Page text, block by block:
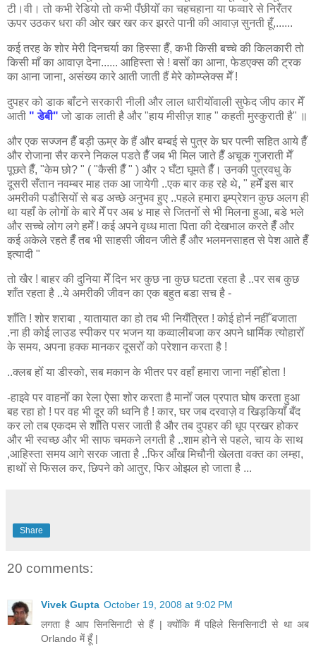
टी।वी। तो कभी रेडियो तो कभी पँछीयोँ का चहचहाना या फव्वारे से निरँतर
ऊपर उठकर धरा की ओर खर खर कर झरते पानी की आवाज़ सुनती हूँ,......
कई तरह के शोर मेरी दिनचर्या का हिस्सा हैँ, कभी किसी बच्चे की किलकारी तो
किसी माँ का आवाज़ देना...... आहिस्ता से ! बसोँ का आना, फेडएक्स की ट्रक
का आना जाना, असंख्य कारे आती जाती हैं मेरे कोम्प्लेक्स मेँ !
दुपहर को डाक बाँटने सरकारी नीली और लाल धारीयोँवाली सुफेद जीप कार मेँ
आती "डेबी" जो डाक लाती है और "हाय मीसीज़ शाह " कहती मुस्कुराती है" ॥
और एक सज्जन हैँ बड़ी ऊम्र के हैं और बम्बई से पुत्र के घर पत्नी सहित आये हैँ
और रोजाना सैर करने निकल पडते हैँ जब भी मिल जाते हैँ अचूक गुजराती मेँ
पूछते हैँ, "केम छो? " ( "कैसी हैँ " ) और २ घँटा घूमते हैँ। उनकी पुत्रवधु के
दूसरी सँतान नवम्बर माह तक आ जायेगी ..एक बार कह रहे थे, " हमेँ इस बार
अमरीकी पडौसियोँ से बड अच्छे अनुभव हुए ..पहले हमारा इम्प्रेशन कुछ अलग ही
था यहाँ के लोगोँ के बारे मेँ पर अब ४ माह से जितनोँ से भी मिलना हुआ, बडे भले
और सच्चे लोग लगे हमेँ ! कई अपने वृध्ध माता पिता की देखभाल करते हैँ और
कई अकेले रहते हैँ तब भी साहसी जीवन जीते हैँ और भलमनसाहत से पेश आते हैँ
इत्यादी "
तो खैर ! बाहर की दुनिया मेँ दिन भर कुछ ना कुछ घटता रहता है ..पर सब कुछ
शाँत रहता है ..ये अमरीकी जीवन का एक बहुत बडा सच है -
शाँति ! शोर शराबा , यातायात का हो तब भी नियँत्रित ! कोई होर्न नहीँ बजाता
.ना ही कोई लाउड स्पीकर पर भजन या कव्वालीबजा कर अपने धार्मिक त्योहारोँ
के समय, अपना हक्क मानकर दूसरोँ को परेशान करता है !
..क्लब होँ या डीस्को, सब मकान के भीतर पर वहाँ हमारा जाना नहीँ होता !
-हाइवे पर वाहनोँ का रेला ऐसा शोर करता है मानोँ जल प्रपात घोष करता हुआ
बह रहा हो ! पर वह भी दूर की ध्वनि है ! कार, घर जब दरवाज़े व खिड़कियाँ बँद
कर लो तब एकदम से शाँति पसर जाती है और तब दुपहर की धूप प्रखर होकर
और भी स्वच्छ और भी साफ चमकने लगती है ..शाम होने से पहले, चाय के साथ
,आहिस्ता समय आगे सरक जाता है ..फिर आँख मिचौनी खेलता वक्त का लम्हा,
हाथोँ से फिसल कर, छिपने को आतुर, फिर ओझल हो जाता है ...
Share
20 comments:
Vivek Gupta October 19, 2008 at 9:02 PM
लगता है आप सिनसिनाटी से हैं | क्योंकि मैं पहिले सिनसिनाटी से था अब
Orlando में हूँ |